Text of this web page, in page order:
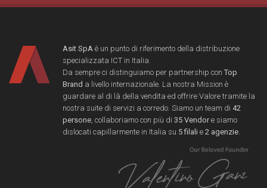
Asit SpA è un punto di riferimento della distribuzione
specializzata ICT in Italia.
Da sempre ci distinguiamo per partnership con Top
Brand a livello internazionale. La nostra Mission è
guardare al di là della vendita ed offrire Valore tramite la
nostra suite di servizi a corredo. Siamo un team di 42
persone, collaboriamo con più di 35 Vendore siamo
dislocati capillarmente in Italia su 5 filali e 2 agenzie.